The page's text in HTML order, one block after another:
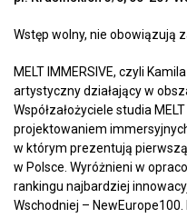
Wstęp wolny, nie obowiązują
MELT IMMERSIVE, czyli
artystyczny działający w
Współzałożyciele studia
projektowaniem
w którym prezentują
w Polsce. Wyróżnieni w
rankingu najbardziej
Wschodniej –